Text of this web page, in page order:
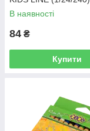
В наявності
84 ₴
Купити